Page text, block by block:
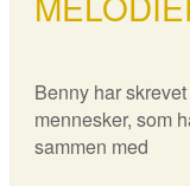
Benny har
mennesker, som
sammen med